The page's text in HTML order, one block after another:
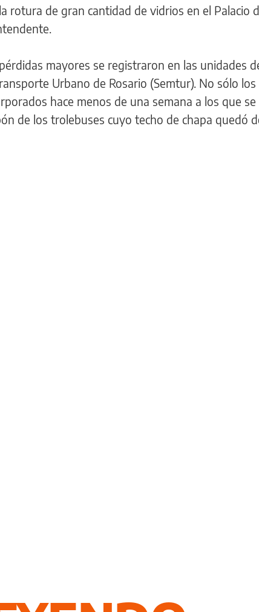
rotura de gran cantidad de vidrios en el Palacio
mayores se registraron en las unidades
Urbano de Rosario (Semtur). No sólo
hace menos de una semana a los que
de los trolebuses cuyo techo de chapa quedó